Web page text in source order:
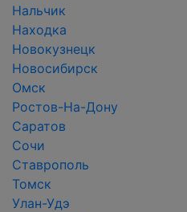
Нальчик
Находка
Новокузнецк
Новосибирск
Омск
Ростов-На-Дону
Саратов
Сочи
Ставрополь
Томск
Улан-Удэ